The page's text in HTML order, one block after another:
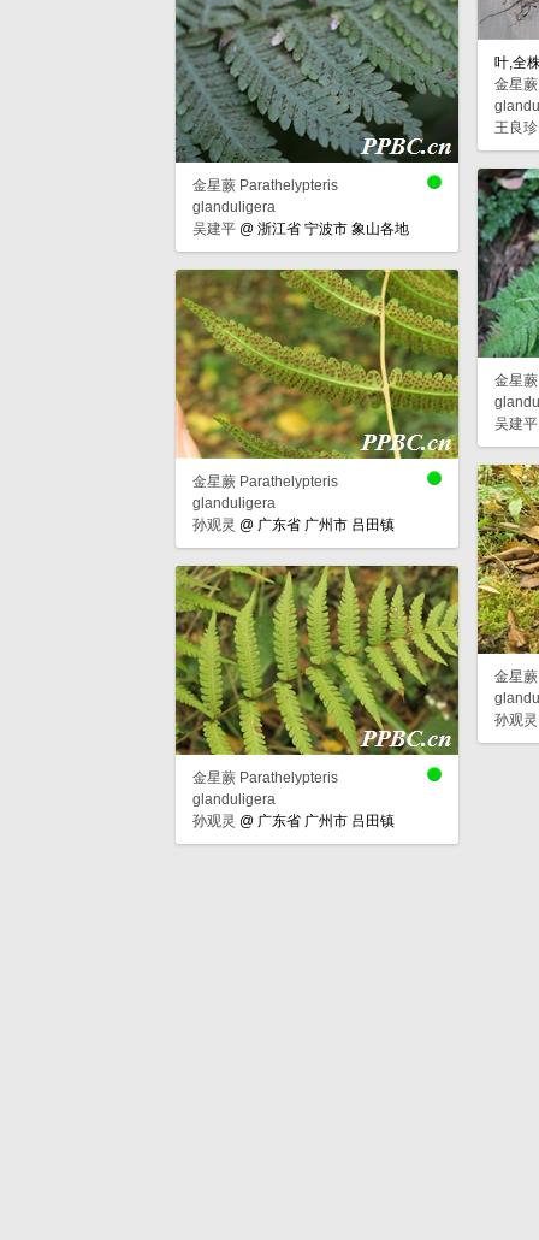
叶,全
金星
王良珍
金星蕨 Parathelypteris
glanduligera
吴建平 @浙江省 宁波市 象山各地
金星
吴建平
金星蕨 Parathelypteris
glanduligera
孙观灵 @广东省 广州市 吕田镇
金星
孙观灵
金星蕨 Parathelypteris
glanduligera
孙观灵 @广东省 广州市 吕田镇